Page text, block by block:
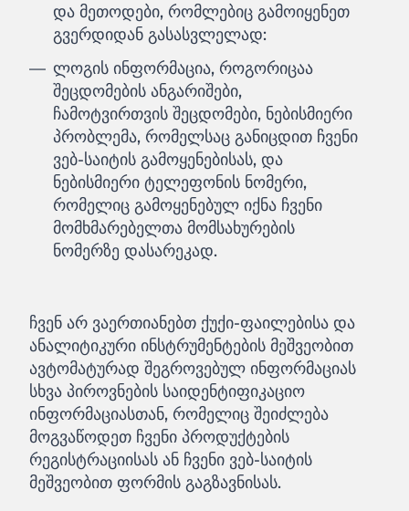
და მეთოდები, რომლებიც გამოიყენეთ
გვერდიდან გასასვლელად:
ლოგის ინფორმაცია, როგორიცაა
შეცდომების ანგარიშები,
ჩამოტვირთვის შეცდომები, ნებისმიერი
პრობლემა, რომელსაც განიცდით ჩვენი
ვებ-საიტის გამოყენებისას, და
ნებისმიერი ტელეფონის ნომერი,
რომელიც გამოყენებულ იქნა ჩვენი
მომხმარებელთა მომსახურების
ნომერზე დასარეკად.
ჩვენ არ ვაერთიანებთ ქუქი-ფაილებისა და
ანალიტიკური ინსტრუმენტების მეშვეობით
ავტომატურად შეგროვებულ ინფორმაციას
სხვა პიროვნების საიდენტიფიკაციო
ინფორმაციასთან, რომელიც შეიძლება
მოგვაწოდეთ ჩვენი პროდუქტების
რეგისტრაციისას ან ჩვენი ვებ-საიტის
მეშვეობით ფორმის გაგზავნისას.